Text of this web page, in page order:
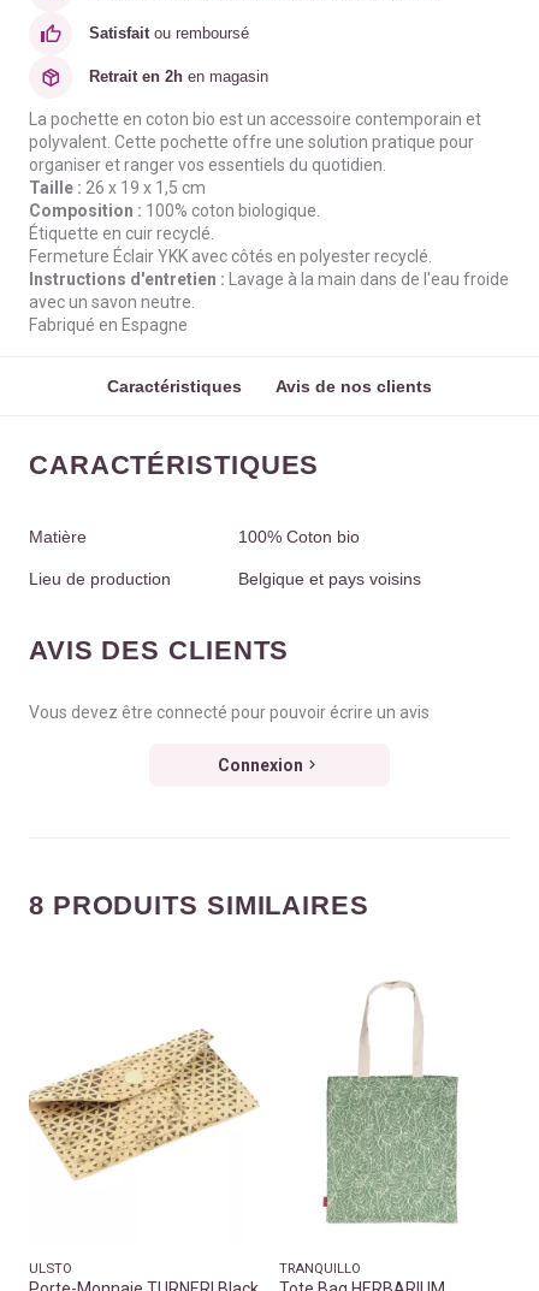
Satisfait ou remboursé
Retrait en 2h en magasin
La pochette en coton bio est un accessoire contemporain et
polyvalent. Cette pochette offre une solution pratique pour
organiser et ranger vos essentiels du quotidien.
Taille : 26 x 19 x 1,5 cm
Composition : 100% coton biologique
Étiquette en cuir recyclé.
Fermeture Éclair YKK avec côtés en polyester recyclé.
Instructions d'entretien : Lavage à la main dans de l'eau froide
avec un savon neutre.
Fabriqué en Espagne
Caractéristiques Avis de nos clients
CARACTÉRISTIQUES
Matière 100% Coton bio
Lieu de production Belgique et pays voisins
AVIS DES CLIENTS
Vous devez être connecté pour pouvoir écrire un avis
Connexion
8 PRODUITS SIMILAIRES
ULSTO TRANQUILLO